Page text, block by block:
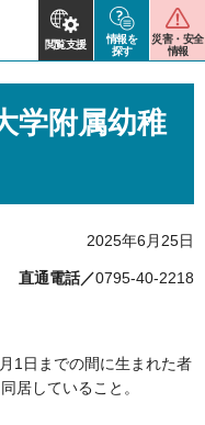
閲覧支援
情報を
探す
災害・安全
情報
学附属幼稚
2025年6月25日
直通電話／0795-40-2218
1日までの間に生まれた者
居していること。